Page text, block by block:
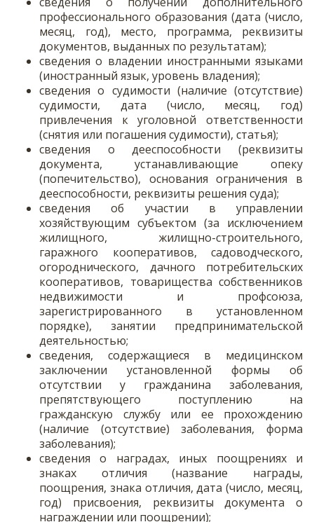
профессионального образования (дата (число,
месяц, год), место, программа, реквизиты
документов, выданных по результатам);
сведения о владении иностранными языками
(иностранный язык, уровень владения);
сведения о судимости (наличие (отсутствие)
судимости, дата (число, месяц, год)
привлечения к уголовной ответственности
(снятия или погашения судимости), статья);
сведения о дееспособности (реквизиты
документа, устанавливающие опеку
(попечительство), основания ограничения в
дееспособности, реквизиты решения суда);
сведения об участии в управлении
хозяйствующим субъектом (за исключением
жилищного, жилищно-строительного,
гаражного кооперативов, садоводческого,
огороднического, дачного потребительских
кооперативов, товарищества собственников
недвижимости и профсоюза,
зарегистрированного в установленном
порядке), занятии предпринимательской
деятельностью;
сведения, содержащиеся в медицинском
заключении установленной формы об
отсутствии у гражданина заболевания,
препятствующего поступлению на
гражданскую службу или ее прохождению
(наличие (отсутствие) заболевания, форма
заболевания);
сведения о наградах, иных поощрениях и
знаках отличия (название награды,
поощрения, знака отличия, дата (число, месяц,
год) присвоения, реквизиты документа о
награждении или поощрении);